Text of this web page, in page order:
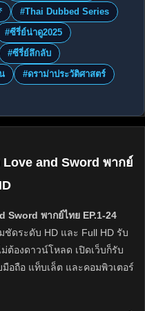
#Thai Dubbed Series
#ซีรี่ย์น่าดู2025
#ซีรี่ย์ลึกลับ
#ดราม่าประวัติศาสตร์
and Sword พากย์
Sword พากย์ไทย EP.1-24
ดระดับ HD และ Full HD รับ
ต้องดาวน์โหลด เปิดเว็บก็รับ
ถือ แท็บเล็ต และคอมพิวเตอร์